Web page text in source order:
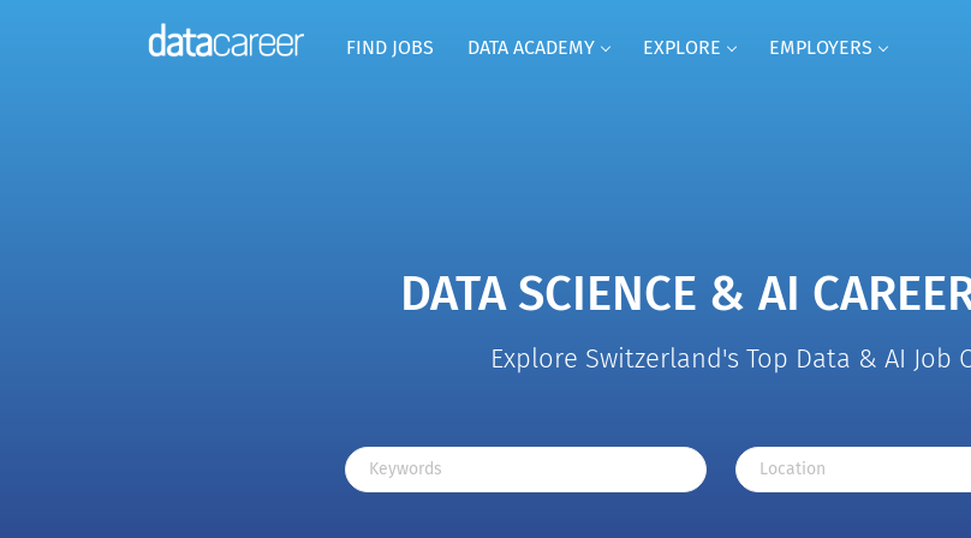
FIND JOBS DATA ACADEMY EXPLORE EMPLOYERS
DATA SCIENCE & AI
Explore Switzerland's Top Data & AI Job
Keywords Location